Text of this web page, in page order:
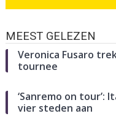
MEEST GELEZEN
Veronica Fusaro
tournee
‘Sanremo on tour’:
vier steden aan